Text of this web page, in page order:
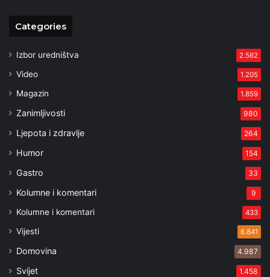
Categories
Izbor uredništva 2.562
Video 1.205
Magazin 1.859
Zanimljivosti 980
Ljepota i zdravlje 264
Humor 154
Gastro 33
Kolumne i komentari 9
Kolumne i komentari 433
Vijesti 6.841
Domovina 4.987
Svijet 1.458